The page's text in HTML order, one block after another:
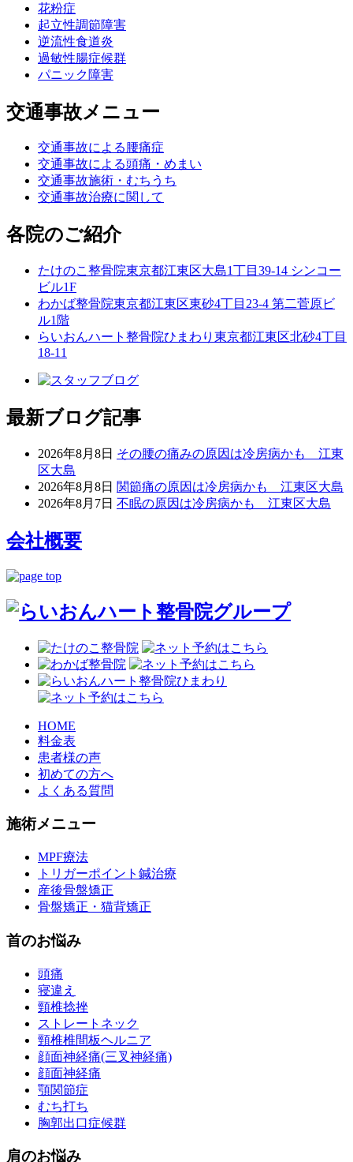
花粉症
起立性調節障害
逆流性食道炎
過敏性腸症候群
パニック障害
交通事故メニュー
交通事故による腰痛症
交通事故による頭痛・めまい
交通事故施術・むちうち
交通事故治療に関して
各院のご紹介
たけのこ整骨院東京都江東区大島1丁目39-14 シンコー
ビル1F
わかば整骨院東京都江東区東砂4丁目23-4 第二菅原ビ
ル1階
らいおんハート整骨院ひまわり 東京都江東区北砂4丁目
18-11
最新ブログ記事
2026年8月8日 その腰の痛みの原因は冷房病かも 江東
区大島
2026年8月8日 関節痛の原因は冷房病かも 江東区大島
2026年8月7日 不眠の原因は冷房病かも 江東区大島
会社概要
HOME
料金表
患者様の声
初めての方へ
よくある質問
施術メニュー
MPF療法
トリガーポイント鍼治療
産後骨盤矯正
骨盤矯正・猫背矯正
首のお悩み
頭痛
寝違え
頸椎捻挫
ストレートネック
頸椎椎間板ヘルニア
顔面神経痛(三叉神経痛)
顔面神経痛
顎関節症
むち打ち
胸郭出口症候群
肩のお悩み